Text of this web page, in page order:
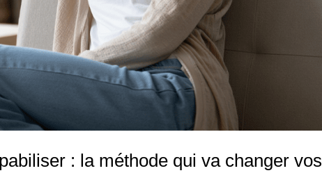
: la méthode qui va changer vos